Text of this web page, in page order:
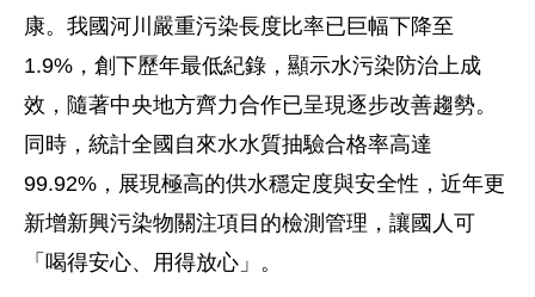
康。我國河川嚴重污染長度比率已巨幅下降至
1.9%，創下歷年最低紀錄，顯示水污染防治上成
效，隨著中央地方齊力合作已呈現逐步改善趨勢。
同時，統計全國自來水水質抽驗合格率高達
99.92%，展現極高的供水穩定度與安全性，近年更
新增新興污染物關注項目的檢測管理，讓國人可
「喝得安心、用得放心」。